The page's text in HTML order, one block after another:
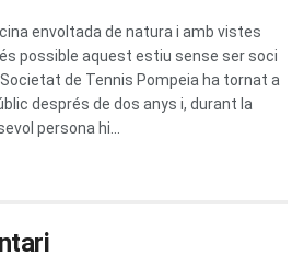
envoltada de natura i amb vistes
possible aquest estiu sense ser soci
de Tennis Pompeia ha tornat a
després de dos anys i, durant la
persona hi...